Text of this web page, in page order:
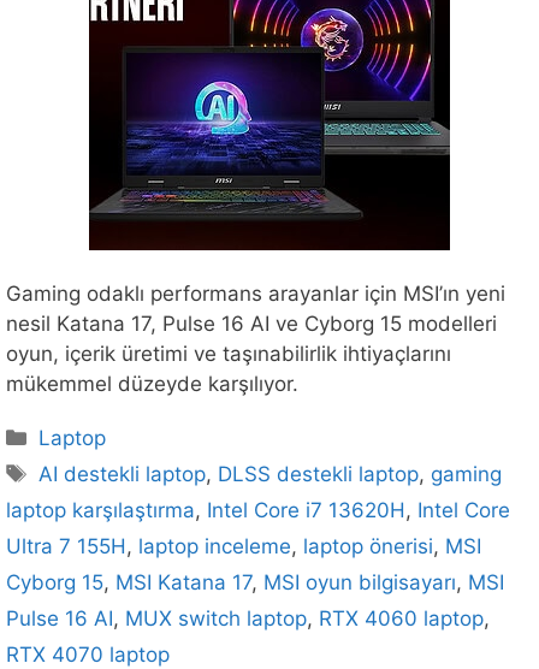
Gaming odaklı performans arayanlar için MSI’ın yeni
nesil Katana 17, Pulse 16 AI ve Cyborg 15 modelleri
oyun, içerik üretimi ve taşınabilirlik ihtiyaçlarını
mükemmel düzeyde karşılıyor.
Kategoriler
Laptop
Etiketler
AI destekli laptop, DLSS destekli laptop, gaming
laptop karşılaştırma, Intel Core i7 13620H, Intel Core
Ultra 7 155H, laptop inceleme, laptop önerisi, MSI
Cyborg 15, MSI Katana 17, MSI oyun bilgisayarı, MSI
Pulse 16 AI, MUX switch laptop, RTX 4060 laptop,
RTX 4070 laptop